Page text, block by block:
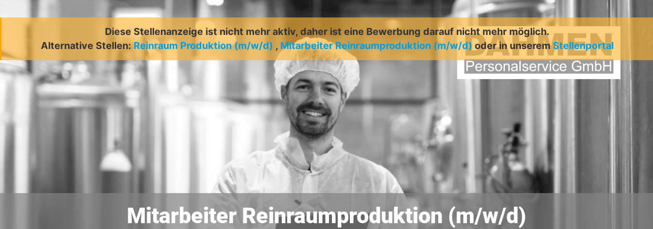
Diese Stellenanzeige ist nicht mehr aktiv, daher ist eine Bewerbung darauf nicht mehr möglich.
Alternative Stellen: Reinraum Produktion (m/w/d) , Mitarbeiter Reinraumproduktion (m/w/d) oder in unseremStellenportal
Mitarbeiter Reinraumproduktion (m/w/d)